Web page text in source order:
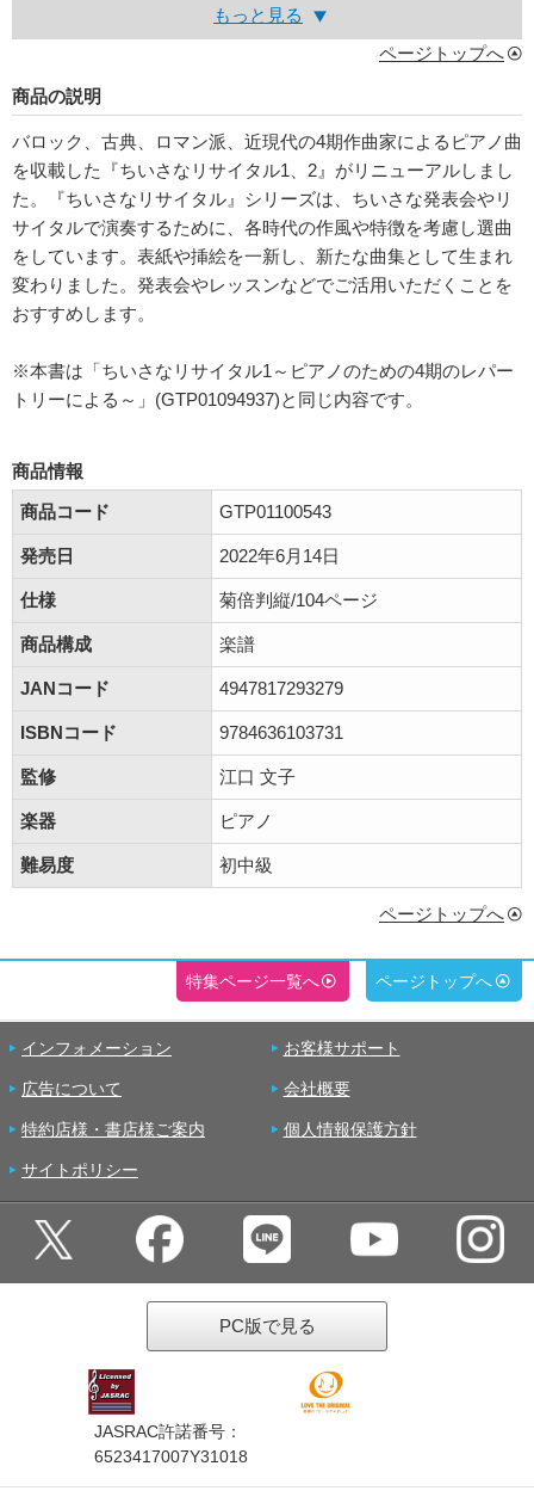
もっと見る
ページトップへ
商品の説明
バロック、古典、ロマン派、近現代の4期作曲家によるピアノ曲
を収載した『ちいさなリサイタル1、2』がリニューアルしまし
た。『ちいさなリサイタル』シリーズは、ちいさな発表会やリ
サイタルで演奏するために、各時代の作風や特徴を考慮し選曲
をしています。表紙や挿絵を一新し、新たな曲集として生まれ
変わりました。発表会やレッスンなどでご活用いただくことを
おすすめします。
※本書は「ちいさなリサイタル1～ピアノのための4期のレパー
トリーによる～」(GTP01094937)と同じ内容です。
商品情報
商品コード
GTP01100543
発売日 2022年6月14日
仕様 菊倍判縦/104ページ
商品構成 楽譜
JANコード 4947817293279
ISBNコード 9784636103731
監修 江口 文子
楽器 ピアノ
難易度 初中級
ページトップへ
特集ページ一覧へ ページトップへ
インフォメーション お客様サポート
広告について 会社概要
特約店様・書店様ご案内 個人情報保護方針
サイトポリシー
PC版で見る
JASRAC許諾番号：
6523417007Y31018